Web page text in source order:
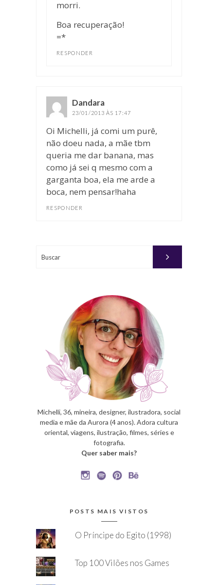
morri.
Boa recuperação!
=*
RESPONDER
Dandara
23/01/2013 ÀS 17:47
Oi Michelli, já comi um purê,
não doeu nada, a mãe tbm
queria me dar banana, mas
como já sei q mesmo com a
garganta boa, ela me arde a
boca, nem pensar!haha
RESPONDER
Michelli, 36, mineira, designer, ilustradora, social
media e mãe da Aurora (4 anos). Adora cultura
oriental, viagens, ilustração, filmes, séries e
fotografia.
Quer saber mais?
POSTS MAIS VISTOS
O Príncipe do Egito (1998)
Top 100 Vilões nos Games